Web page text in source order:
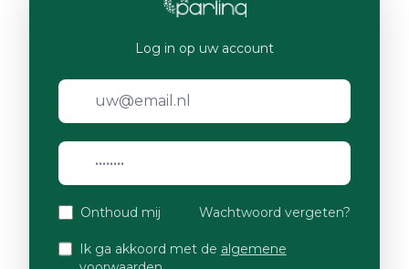
Log in op uw account
Onthoud mij Wachtwoord vergeten?
Ik ga akkoord met de algemene